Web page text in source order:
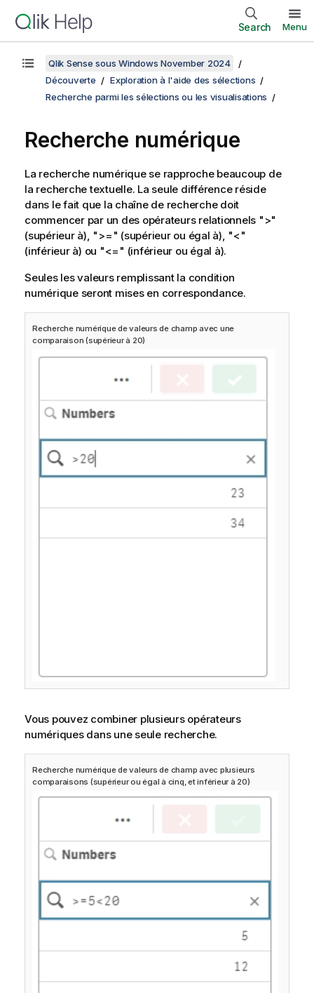
Search Menu
Qlik Sense sous Windows November 2024
Découverte
Exploration à l'aide des sélections
Recherche parmi les sélections ou les visualisations
Recherche numérique
La recherche numérique se rapproche beaucoup de
la recherche textuelle. La seule différence réside
dans le fait que la chaîne de recherche doit
commencer par un des opérateurs relationnels ">"
(supérieur à), ">=" (supérieur ou égal à), "<"
(inférieur à) ou "<=" (inférieur ou égal à).
Seules les valeurs remplissant la condition
numérique seront mises en correspondance.
Recherche numérique de valeurs de champ avec une
comparaison (supérieur à 20)
Vous pouvez combiner plusieurs opérateurs
numériques dans une seule recherche.
Recherche numérique de valeurs de champ avec plusieurs
comparaisons (supérieur ou égal à cinq, et inférieur à 20)